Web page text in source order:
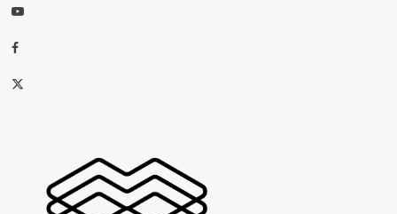
Youtube
Facebook
X